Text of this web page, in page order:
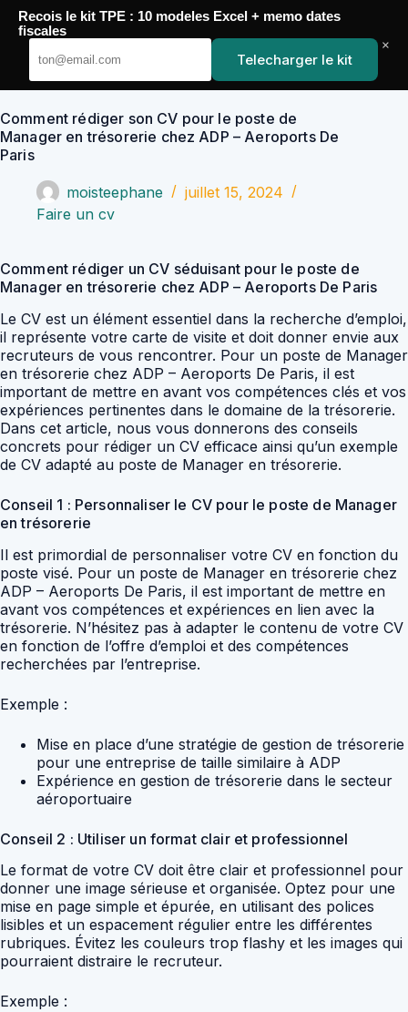
Passer
contenu
YoupiJobs
Comment rédiger son CV pour le poste de
Manager en trésorerie chez ADP – Aeroports De
Paris
moisteephane
juillet 15, 2024
Faire un cv
Comment rédiger un CV séduisant pour le poste de
Manager en trésorerie chez ADP – Aeroports De Paris
Le CV est un élément essentiel dans la recherche d’emploi,
il représente votre carte de visite et doit donner envie aux
recruteurs de vous rencontrer. Pour un poste de Manager
en trésorerie chez ADP – Aeroports De Paris, il est
important de mettre en avant vos compétences clés et vos
expériences pertinentes dans le domaine de la trésorerie.
Dans cet article, nous vous donnerons des conseils
concrets pour rédiger un CV efficace ainsi qu’un exemple
de CV adapté au poste de Manager en trésorerie.
Conseil 1 : Personnaliser le CV pour le poste de Manager
en trésorerie
Il est primordial de personnaliser votre CV en fonction du
poste visé. Pour un poste de Manager en trésorerie chez
ADP – Aeroports De Paris, il est important de mettre en
avant vos compétences et expériences en lien avec la
trésorerie. N’hésitez pas à adapter le contenu de votre CV
en fonction de l’offre d’emploi et des compétences
recherchées par l’entreprise.
Exemple :
Mise en place d’une stratégie de gestion de trésorerie
pour une entreprise de taille similaire à ADP
Expérience en gestion de trésorerie dans le secteur
aéroportuaire
Conseil 2 : Utiliser un format clair et professionnel
Le format de votre CV doit être clair et professionnel pour
donner une image sérieuse et organisée. Optez pour une
mise en page simple et épurée, en utilisant des polices
lisibles et un espacement régulier entre les différentes
rubriques. Évitez les couleurs trop flashy et les images qui
pourraient distraire le recruteur.
Exemple :
Recois le kit TPE : 10 modeles Excel + memo dates
fiscales
Telecharger le kit
×